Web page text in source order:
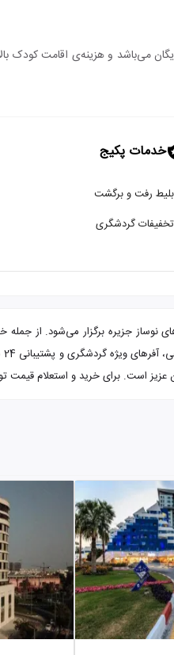
خدمات پکیج
بلیط رفت و برگشت
تخفیفات گردشگری
جزیره برگزار می‌شود. از جمله
عزیز است. برای خرید و استعلام